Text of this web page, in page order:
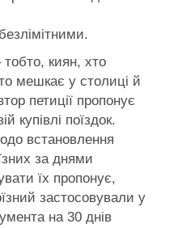
тобто, киян, хто
мешкає у столиці й
петиції пропонує
купівлі поїздок.
встановлення
за днями
їх пропонує,
застосовували у
на 30 днів